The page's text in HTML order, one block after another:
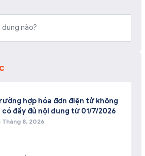
hợp hóa đơn điện tử không
có đầy đủ nội dung từ 01/7/2026
Tháng 8, 2026